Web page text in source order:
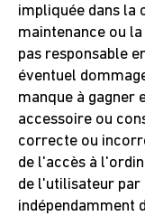
impliquée dans la
maintenance ou
pas responsable
éventuel
manque à gagner
accessoire ou
correcte ou
de l'accès à
de l'utilisateur par
indépendamment